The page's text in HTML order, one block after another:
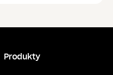
Produkty